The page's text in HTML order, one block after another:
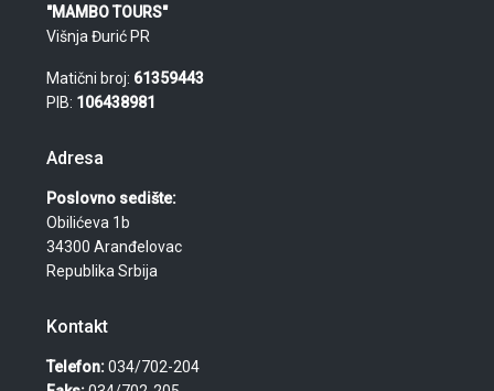
"MAMBO TOURS"
Višnja Đurić PR
Matični broj: 61359443
PIB: 106438981
Adresa
Poslovno sedište:
Obilićeva 1b
34300 Aranđelovac
Republika Srbija
Kontakt
Telefon:034/702-204